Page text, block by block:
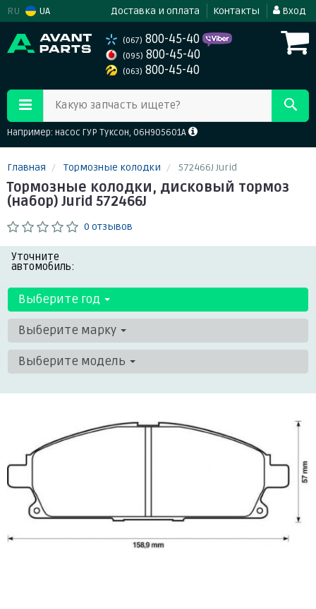
RU UA Доставка и оплата Контакты Вход
(067) 800-45-40
(095) 800-45-40
(063) 800-45-40
Какую запчасть ищете?
Например: насос ГУР Туксон, 06H905601A
Главная Тормозные колодки 572466J Jurid
Тормозные колодки, дисковый тормоз
(набор) Jurid 572466J
0 отзывов
Уточните
автомобиль:
Выберите год
Выберите марку
Выберите модель